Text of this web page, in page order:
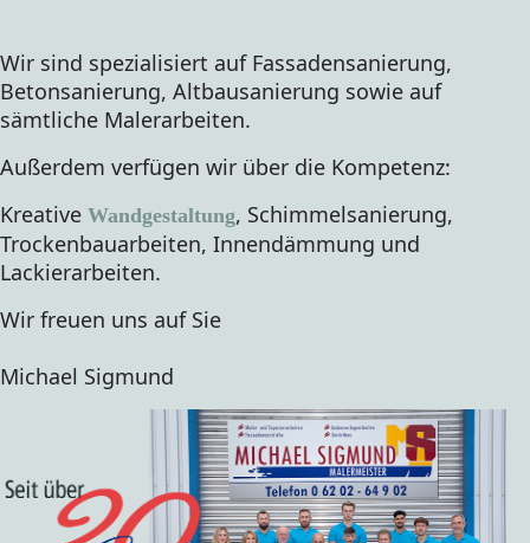
Wir sind spezialisiert auf Fassadensanierung,
Betonsanierung, Altbausanierung sowie auf
sämtliche Malerarbeiten.
Außerdem verfügen wir über die Kompetenz:
Kreative Wandgestaltung, Schimmelsanierung,
Trockenbauarbeiten, Innendämmung und
Lackierarbeiten.
Wir freuen uns auf Sie
Michael Sigmund